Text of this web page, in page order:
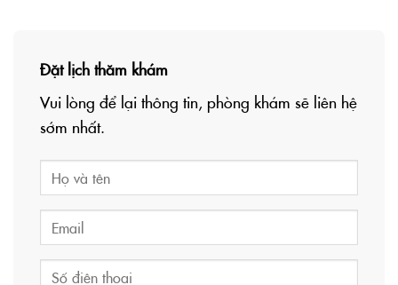
Đặt lịch thăm khám
Vui lòng để lại thông tin, phòng khám sẽ liên hệ
sớm nhất.